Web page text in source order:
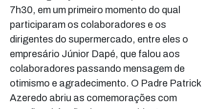
7h30, em um primeiro momento do qual
participaram os colaboradores e os
dirigentes do supermercado, entre eles o
empresário Júnior Dapé, que falou aos
colaboradores passando mensagem de
otimismo e agradecimento. O Padre Patrick
Azeredo abriu as comemorações com